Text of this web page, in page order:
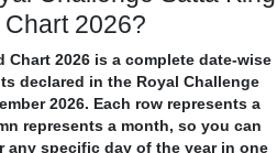
2026?
Chart 2026 is a complete date-wise
declared in the Royal Challenge
2026. Each row represents a
represents a month, so you can
specific day of the year in one